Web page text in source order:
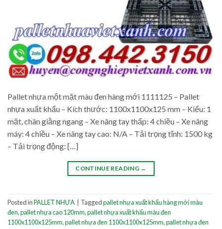
Pallet nhựa một mặt màu đen hàng mới 1111125 – Pallet
nhựa xuất khẩu – Kích thước: 1100x1100x125 mm – Kiểu: 1
mặt, chân giằng ngang – Xe nâng tay thấp: 4 chiều – Xe nâng
máy: 4 chiều – Xe nâng tay cao: N/A – Tải trọng tĩnh: 1500 kg
– Tải trọng động: […]
CONTINUE READING →
Posted inPALLET NHỰA Taggedpallet nhựa xuất khẩu hàng mới màu
đen,pallet nhựa cao 120mm,pallet nhựa xuất khẩu màu đen
1100x1100x125mm,pallet nhựa đen 1100x1100x125mm,pallet nhựa đen